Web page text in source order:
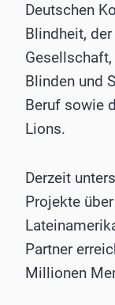
Deutschen
Blindheit,
Blinden und
Beruf sowie
Lions.
Derzeit
Projekte
Partner
Millionen